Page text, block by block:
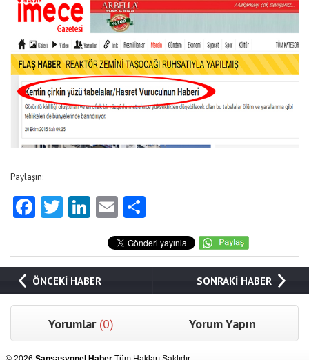
Paylaşın:
Facebook
Twitter
LinkedIn
Email
ÖNCEKİ HABER SONRAKİ HABER
Yorumlar (0) Yorum Yapın